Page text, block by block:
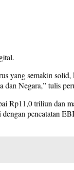
yang semakin
Negara,” tulis
Rp11,0 triliun dan
pencatatan